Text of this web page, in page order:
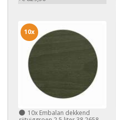
10x Embalan dekkend
10x